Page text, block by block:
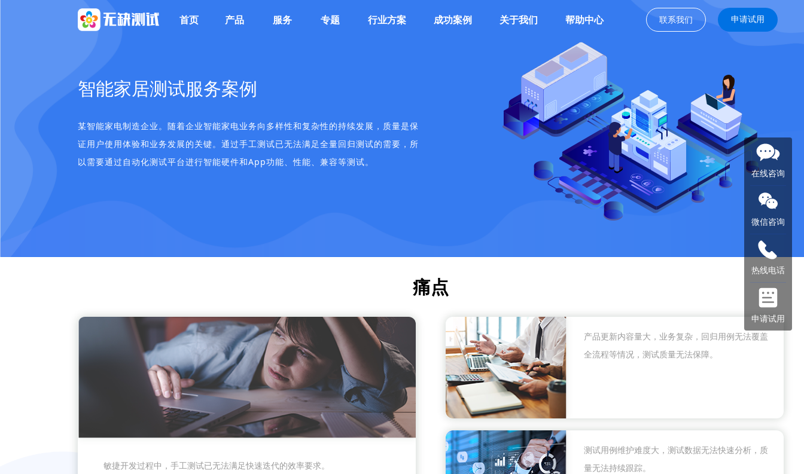
首页 产品 服务 专题 行业方案 成功案例 关于我们 帮助中心 申请试用
联系我们
在线咨询
微信咨询
热线电话
申请试用
智能家居测试服务案例
某智能家电制造企业。随着企业智能家电业务向多样性和复杂性的持续发展，质量是保
证用户使用体验和业务发展的关键。通过手工测试已无法满足全量回归测试的需要，所
以需要通过自动化测试平台进行智能硬件和App功能、性能、兼容等测试。
痛点
敏捷开发过程中，手工测试已无法满足快速迭代的效率要求。
产品更新内容量大，业务复杂，回归用例无法覆盖
全流程等情况，测试质量无法保障。
测试用例维护难度大，测试数据无法快速分析，质
量无法持续跟踪。